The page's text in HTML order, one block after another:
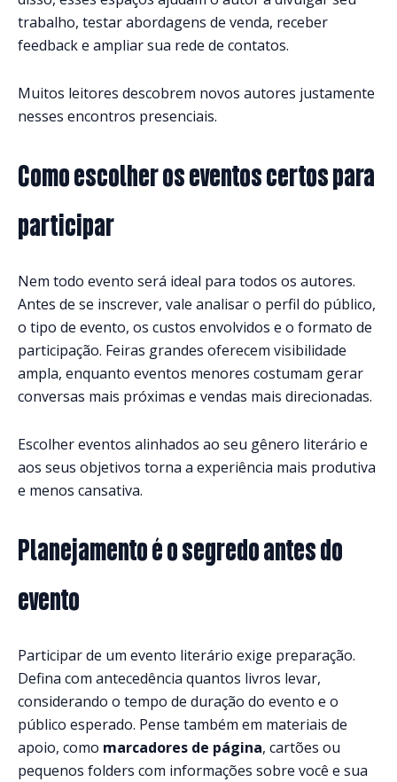
trabalho, testar abordagens de venda, receber
feedback e ampliar sua rede de contatos.
Muitos leitores descobrem novos autores justamente
nesses encontros presenciais.
Como escolher os eventos certos para
participar
Nem todo evento será ideal para todos os autores.
Antes de se inscrever, vale analisar o perfil do público,
o tipo de evento, os custos envolvidos e o formato de
participação. Feiras grandes oferecem visibilidade
ampla, enquanto eventos menores costumam gerar
conversas mais próximas e vendas mais direcionadas.
Escolher eventos alinhados ao seu gênero literário e
aos seus objetivos torna a experiência mais produtiva
e menos cansativa.
Planejamento é o segredo antes do
evento
Participar de um evento literário exige preparação.
Defina com antecedência quantos livros levar,
considerando o tempo de duração do evento e o
público esperado. Pense também em materiais de
apoio, como marcadores de página, cartões ou
pequenos folders com informações sobre você e sua